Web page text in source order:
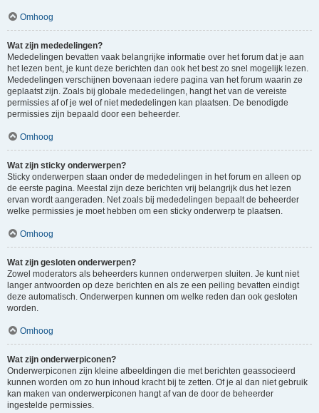
Omhoog
Wat zijn mededelingen?
Mededelingen bevatten vaak belangrijke informatie over het forum dat je aan
het lezen bent, je kunt deze berichten dan ook het best zo snel mogelijk lezen.
Mededelingen verschijnen bovenaan iedere pagina van het forum waarin ze
geplaatst zijn. Zoals bij globale mededelingen, hangt het van de vereiste
permissies af of je wel of niet mededelingen kan plaatsen. De benodigde
permissies zijn bepaald door een beheerder.
Omhoog
Wat zijn sticky onderwerpen?
Sticky onderwerpen staan onder de mededelingen in het forum en alleen op
de eerste pagina. Meestal zijn deze berichten vrij belangrijk dus het lezen
ervan wordt aangeraden. Net zoals bij mededelingen bepaalt de beheerder
welke permissies je moet hebben om een sticky onderwerp te plaatsen.
Omhoog
Wat zijn gesloten onderwerpen?
Zowel moderators als beheerders kunnen onderwerpen sluiten. Je kunt niet
langer antwoorden op deze berichten en als ze een peiling bevatten eindigt
deze automatisch. Onderwerpen kunnen om welke reden dan ook gesloten
worden.
Omhoog
Wat zijn onderwerpiconen?
Onderwerpiconen zijn kleine afbeeldingen die met berichten geassocieerd
kunnen worden om zo hun inhoud kracht bij te zetten. Of je al dan niet gebruik
kan maken van onderwerpiconen hangt af van de door de beheerder
ingestelde permissies.